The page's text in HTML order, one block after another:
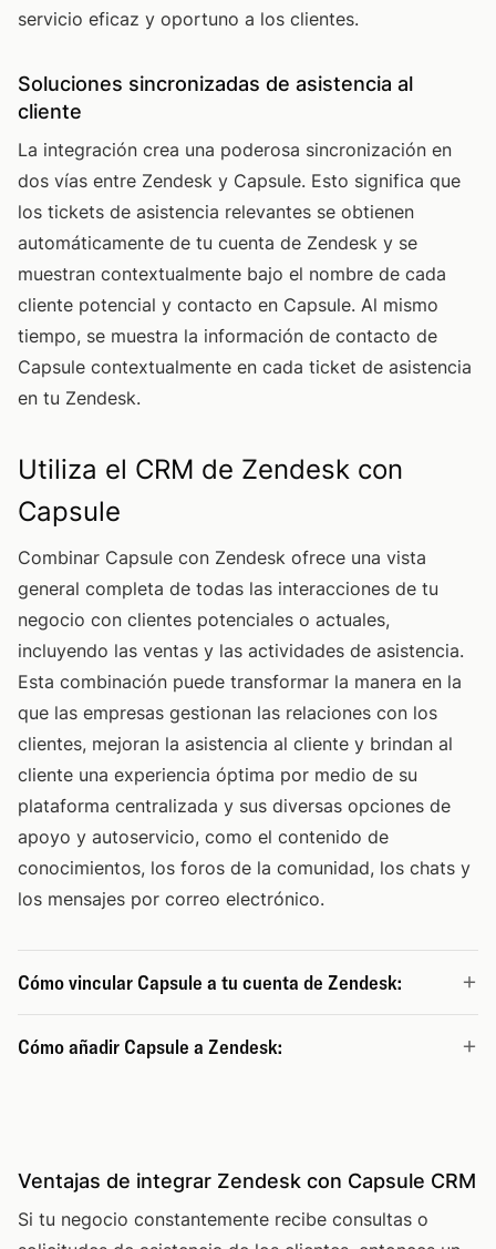
servicio eficaz y oportuno a los clientes.
Soluciones sincronizadas de asistencia al
cliente
La integración crea una poderosa sincronización en
dos vías entre Zendesk y Capsule. Esto significa que
los tickets de asistencia relevantes se obtienen
automáticamente de tu cuenta de Zendesk y se
muestran contextualmente bajo el nombre de cada
cliente potencial y contacto en Capsule. Al mismo
tiempo, se muestra la información de contacto de
Capsule contextualmente en cada ticket de asistencia
en tu Zendesk.
Utiliza el CRM de Zendesk con
Capsule
Combinar Capsule con Zendesk ofrece una vista
general completa de todas las interacciones de tu
negocio con clientes potenciales o actuales,
incluyendo las ventas y las actividades de asistencia.
Esta combinación puede transformar la manera en la
que las empresas gestionan las relaciones con los
clientes, mejoran la asistencia al cliente y brindan al
cliente una experiencia óptima por medio de su
plataforma centralizada y sus diversas opciones de
apoyo y autoservicio, como el contenido de
conocimientos, los foros de la comunidad, los chats y
los mensajes por correo electrónico.
Cómo vincular Capsule a tu cuenta de Zendesk:
Cómo añadir Capsule a Zendesk:
Ventajas de integrar Zendesk con Capsule CRM
Si tu negocio constantemente recibe consultas o